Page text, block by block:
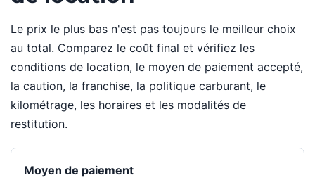
Le prix le plus bas n'est pas toujours le meilleur choix
au total. Comparez le coût final et vérifiez les
conditions de location, le moyen de paiement accepté,
la caution, la franchise, la politique carburant, le
kilométrage, les horaires et les modalités de
restitution.
Moyen de paiement